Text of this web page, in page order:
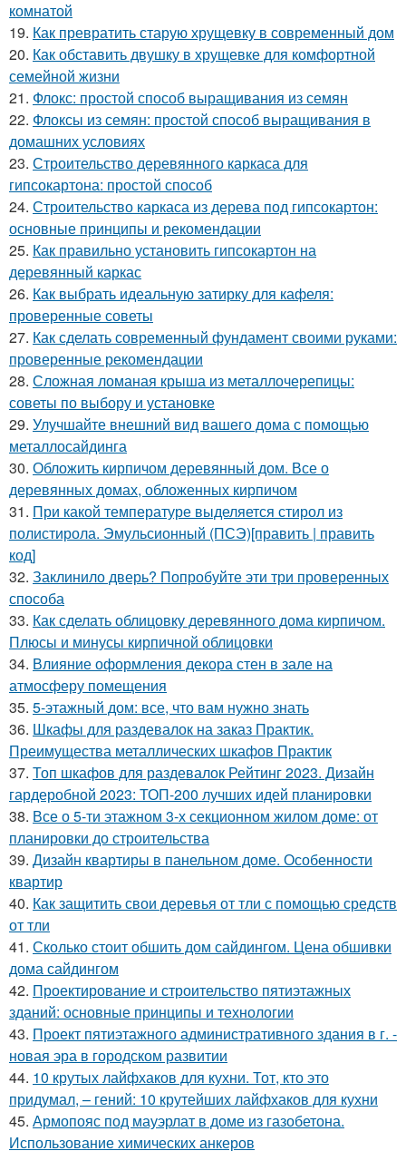
комнатой
19. Как превратить старую хрущевку в современный дом
20. Как обставить двушку в хрущевке для комфортной
семейной жизни
21. Флокс: простой способ выращивания из семян
22. Флоксы из семян: простой способ выращивания в
домашних условиях
23. Строительство деревянного каркаса для
гипсокартона: простой способ
24. Строительство каркаса из дерева под гипсокартон:
основные принципы и рекомендации
25. Как правильно установить гипсокартон на
деревянный каркас
26. Как выбрать идеальную затирку для кафеля:
проверенные советы
27. Как сделать современный фундамент своими руками:
проверенные рекомендации
28. Сложная ломаная крыша из металлочерепицы:
советы по выбору и установке
29. Улучшайте внешний вид вашего дома с помощью
металлосайдинга
30. Обложить кирпичом деревянный дом. Все о
деревянных домах, обложенных кирпичом
31. При какой температуре выделяется стирол из
полистирола. Эмульсионный (ПСЭ)[править | править
код]
32. Заклинило дверь? Попробуйте эти три проверенных
способа
33. Как сделать облицовку деревянного дома кирпичом.
Плюсы и минусы кирпичной облицовки
34. Влияние оформления декора стен в зале на
атмосферу помещения
35. 5-этажный дом: все, что вам нужно знать
36. Шкафы для раздевалок на заказ Практик.
Преимущества металлических шкафов Практик
37. Топ шкафов для раздевалок Рейтинг 2023. Дизайн
гардеробной 2023: ТОП-200 лучших идей планировки
38. Все о 5-ти этажном 3-х секционном жилом доме: от
планировки до строительства
39. Дизайн квартиры в панельном доме. Особенности
квартир
40. Как защитить свои деревья от тли с помощью средств
от тли
41. Сколько стоит обшить дом сайдингом. Цена обшивки
дома сайдингом
42. Проектирование и строительство пятиэтажных
зданий: основные принципы и технологии
43. Проект пятиэтажного административного здания в г. -
новая эра в городском развитии
44. 10 крутых лайфхаков для кухни. Тот, кто это
придумал, – гений: 10 крутейших лайфхаков для кухни
45. Армопояс под мауэрлат в доме из газобетона.
Использование химических анкеров